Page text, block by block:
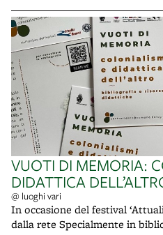
VUOTI DI MEMORIA:
DIDATTICA
@ luoghi vari
In occasione del festival
dalla rete Specialmente in